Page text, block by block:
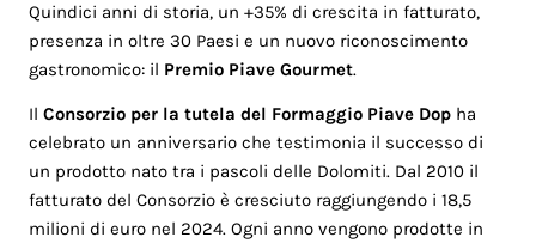
Quindici anni di storia, un +35% di crescita in fatturato,
presenza in oltre 30 Paesi e un nuovo riconoscimento
gastronomico: il Premio Piave Gourmet.
IlConsorzio per la tutela del Formaggio Piave Dop ha
celebrato un anniversario che testimonia il successo di
un prodotto nato tra i pascoli delle Dolomiti. Dal 2010 il
fatturato del Consorzio è cresciuto raggiungendo i 18,5
milioni di euro nel 2024. Ogni anno vengono prodotte in